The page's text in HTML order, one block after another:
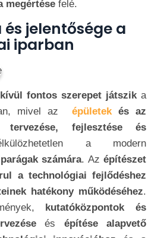
megértése felé.
jelentősége a
iparban
fontos szerepet játszik a
mivel az
épületek és az
tervezése, fejlesztése és
a modern
számára. Az építészet
a technológiai fejlődéshez
hatékony működéséhez.
kutatóközpontok és
és építése alapvető